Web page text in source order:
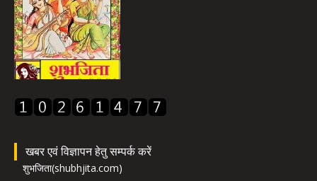
खबर एवं विज्ञापन हेतु सम्पर्क करें
शुभजिता(shubhjita.com)